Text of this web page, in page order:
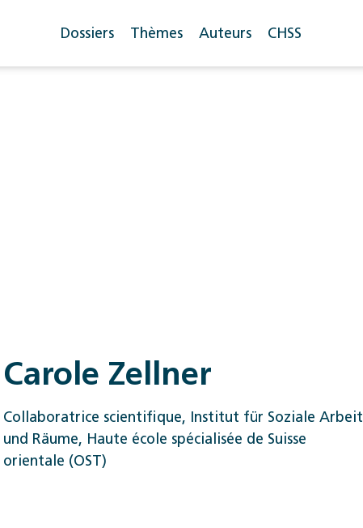
Dossiers Thèmes Auteurs CHSS
Carole Zellner
Collaboratrice scientifique, Institut für Soziale Arbeit
und Räume, Haute école spécialisée de Suisse
orientale (OST)